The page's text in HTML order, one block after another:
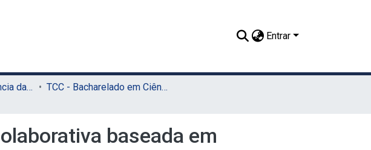
Entrar
Bacharelado em Ciência da Computação (Sede)
TCC - Bacharelado em Ciência da Computação (Sede)
baseada em